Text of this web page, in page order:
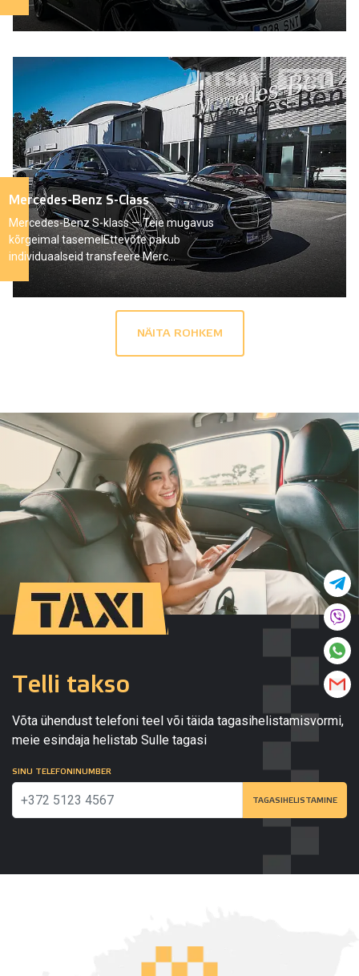
Mercedes-Benz S-Class
Mercedes-Benz S-klass — Teie mugavus
kõrgeimal tasemelEttevõte pakub
individuaalseid transfeere Merc...
NÄITA ROHKEM
Telli takso
Võta ühendust telefoni teel või täida tagasihelistamisvormi,
meie esindaja helistab Sulle tagasi
SINU TELEFONINUMBER
TAGASIHELISTAMINE